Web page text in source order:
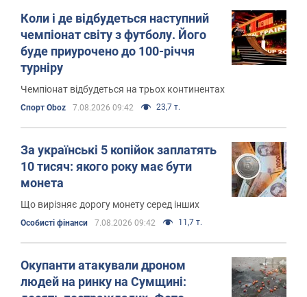
Коли і де відбудеться наступний
чемпіонат світу з футболу. Його
буде приурочено до 100-річчя
турніру
Чемпіонат відбудеться на трьох континентах
Спорт Oboz 7.08.2026 09:42 23,7 т.
За українські 5 копійок заплатять
10 тисяч: якого року має бути
монета
Що вирізняє дорогу монету серед інших
Особисті фінанси 7.08.2026 09:42 11,7 т.
Окупанти атакували дроном
людей на ринку на Сумщині: